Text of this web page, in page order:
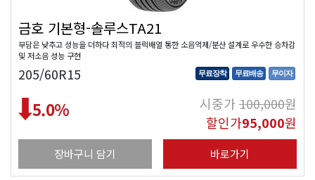
금호 기본형-솔루스TA21
부담은 낮추고 성능을 더하다 최적의 블럭배열 통한 소음억제/분산 설계로 우수한 승차감
및 저소음 성능 구현
205/60R15 무료장착 무료배송 무이자
5.0% 시중가100,000원
할인가95,000원
장바구니 담기 바로가기